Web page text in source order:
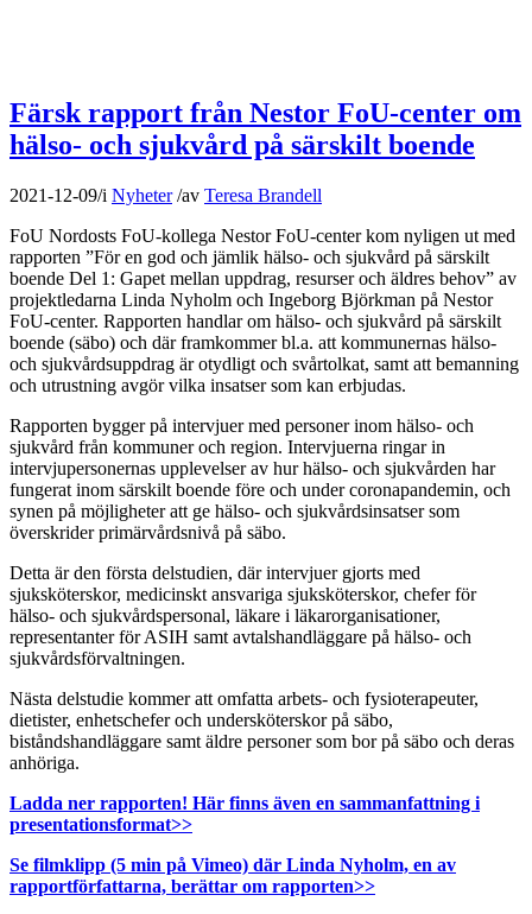
Färsk rapport från Nestor FoU-center om
hälso- och sjukvård på särskilt boende
2021-12-09/i Nyheter /av Teresa Brandell
FoU Nordosts FoU-kollega Nestor FoU-center kom nyligen ut med
rapporten ”För en god och jämlik hälso- och sjukvård på särskilt
boende Del 1: Gapet mellan uppdrag, resurser och äldres behov” av
projektledarna Linda Nyholm och Ingeborg Björkman på Nestor
FoU-center. Rapporten handlar om hälso- och sjukvård på särskilt
boende (säbo) och där framkommer bl.a. att kommunernas hälso-
och sjukvårdsuppdrag är otydligt och svårtolkat, samt att bemanning
och utrustning avgör vilka insatser som kan erbjudas.
Rapporten bygger på intervjuer med personer inom hälso- och
sjukvård från kommuner och region. Intervjuerna ringar in
intervjupersonernas upplevelser av hur hälso- och sjukvården har
fungerat inom särskilt boende före och under coronapandemin, och
synen på möjligheter att ge hälso- och sjukvårdsinsatser som
överskrider primärvårdsnivå på säbo.
Detta är den första delstudien, där intervjuer gjorts med
sjuksköterskor, medicinskt ansvariga sjuksköterskor, chefer för
hälso- och sjukvårdspersonal, läkare i läkarorganisationer,
representanter för ASIH samt avtalshandläggare på hälso- och
sjukvårdsförvaltningen.
Nästa delstudie kommer att omfatta arbets- och fysioterapeuter,
dietister, enhetschefer och undersköterskor på säbo,
biståndshandläggare samt äldre personer som bor på säbo och deras
anhöriga.
Ladda ner rapporten! Här finns även en sammanfattning i
presentationsformat>>
Se filmklipp (5 min på Vimeo) där Linda Nyholm, en av
rapportförfattarna, berättar om rapporten>>